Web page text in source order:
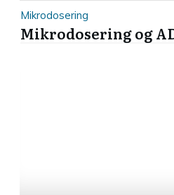
Mikrodosering
Mikrodosering og